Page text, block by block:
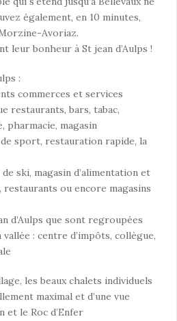
également, en 10 minutes,
Avoriaz.
leur bonheur à St jean d’Aulps !
:
commerces et services
restaurants, bars, tabac,
pharmacie, magasin
de sport, restauration rapide, la
ski, magasin d’alimentation et
ou encore magasins
d’Aulps que sont regroupées
: centre d’impôts, collègue,
les beaux chalets individuels
maximal et d’une vue
et le Roc d’Enfer